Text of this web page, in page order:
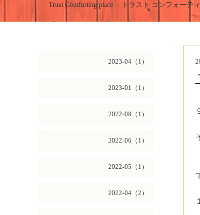
Trust Comforting place －トラスト コンフォーテ
2023-04（1）
2023-01（1）
2022-08（1）
2022-06（1）
2022-05（1）
2022-04（2）